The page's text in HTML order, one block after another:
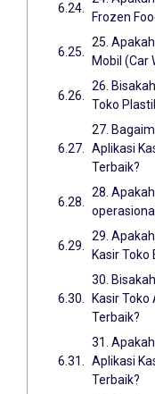
Frozen
25.
Mobil (Car
26.
Toko
27.
Aplikasi
Terbaik?
28.
29.
Kasir Toko
30.
Kasir Toko
Terbaik?
31.
Aplikasi
Terbaik?